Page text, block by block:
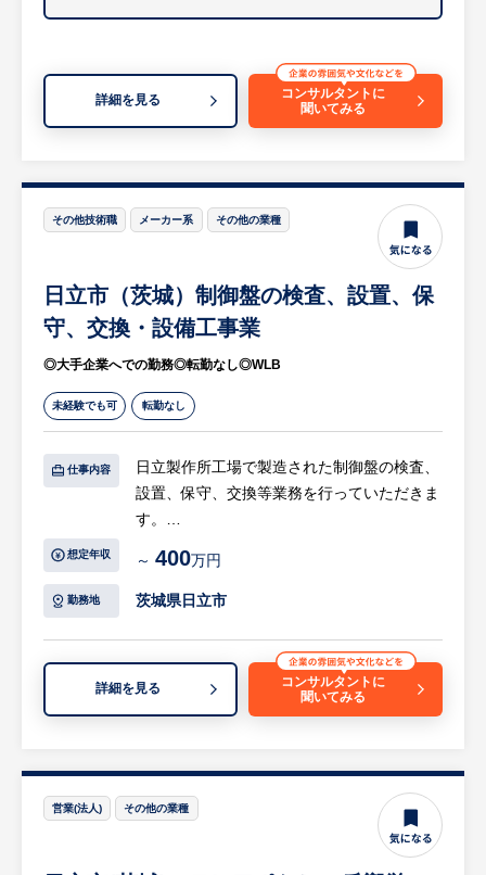
①収支会議の資料作成
③インボイス業務管理
④その他
・茨城県の2つの生産拠点に最新鋭の加工設
備を導入し、切削加工や研削加工などの技術
を駆使して、自動車、バイク、農機具などの
エンジン関連部品のほか、建設機械、FA機
器、半導体装置向けの高品質かつ高精度な部
品を生産しています。
・創業以来の技術力を基に、難削材の量産加
保証に注力し、顧客のニーズに応える製品を
安定的に供給している。
・自身の立場を理解し、自らで考え、主体的
に行動できる方。周囲の人々と積極的にコミ
ュニケーションを図り、良好な関係を築き上
・これまで培ってきた豊富な経験やスキル、
マネジメント力を活かして、スムーズな業務
・技術力の向上と顧客ニーズへの対応を強化
することにより、更なる成長を目指します。
切削・研削加工技術を武器に、新たなビジネ
・人材育成を重視し、従業員が活躍できる環
境を整備することで、企業全体の競争力を高
詳細を見る
コンサルタントに
聞いてみる
その他技術職 メーカー系 その他の業種
日立市（茨城）制御盤の検査、設置、保
守、交換・設備工事業
◎大手企業へでの勤務◎転勤なし◎WLB
未経験でも可 転勤なし
仕事内容
日立製作所工場で製造された制御盤の検査、
設置、保守、交換等業務を行っていただきま
す。
【具体的には…】
・制御装置の制作・試験・検査一連（PCを
・受注元に出向き据付け（日本国内各地・海
※テスター（電圧電流測定器）の操作あり
等
想定年収 ～ 400万円
勤務地 茨城県日立市
詳細を見る
コンサルタントに
聞いてみる
営業(法人) その他の業種